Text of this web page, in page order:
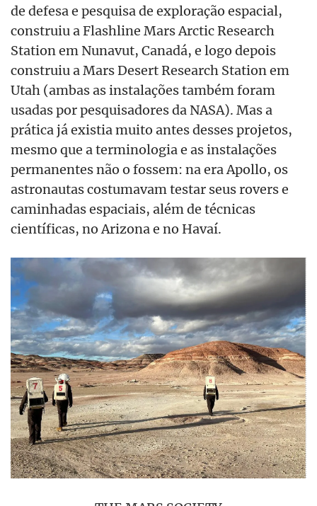
de defesa e pesquisa de exploração espacial,
construiu a Flashline Mars Arctic Research
Station em Nunavut, Canadá, e logo depois
construiu a Mars Desert Research Station em
Utah (ambas as instalações também foram
usadas por pesquisadores da NASA). Mas a
prática já existia muito antes desses projetos,
mesmo que a terminologia e as instalações
permanentes não o fossem: na era Apollo, os
astronautas costumavam testar seus rovers e
caminhadas espaciais, além de técnicas
científicas, no Arizona e no Havaí.